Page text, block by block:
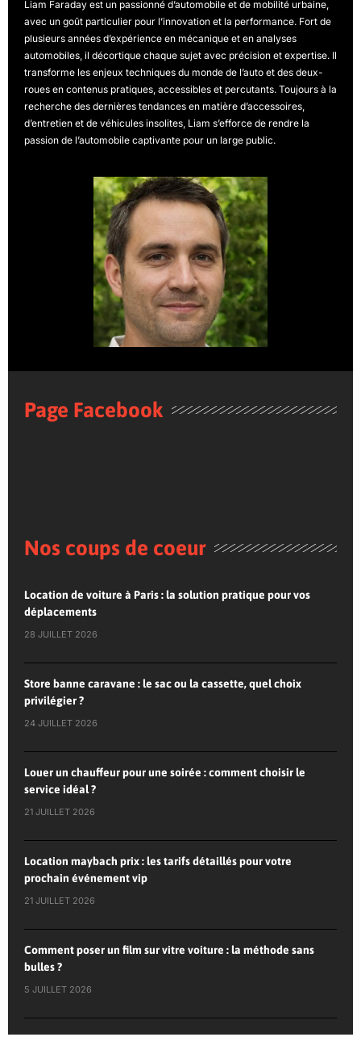
Liam Faraday est un passionné d’automobile et de mobilité urbaine,
avec un goût particulier pour l’innovation et la performance. Fort de
plusieurs années d’expérience en mécanique et en analyses
automobiles, il décortique chaque sujet avec précision et expertise. Il
transforme les enjeux techniques du monde de l’auto et des deux-
roues en contenus pratiques, accessibles et percutants. Toujours à la
recherche des dernières tendances en matière d’accessoires,
d’entretien et de véhicules insolites, Liam s’efforce de rendre la
passion de l’automobile captivante pour un large public.
Page Facebook
Nos coups de coeur
Location de voiture à Paris : la solution pratique pour vos
déplacements
28 JUILLET 2026
Store banne caravane : le sac ou la cassette, quel choix
privilégier ?
24 JUILLET 2026
Louer un chauffeur pour une soirée : comment choisir le
service idéal ?
21 JUILLET 2026
Location maybach prix : les tarifs détaillés pour votre
prochain événement vip
21 JUILLET 2026
Comment poser un film sur vitre voiture : la méthode sans
bulles ?
5 JUILLET 2026